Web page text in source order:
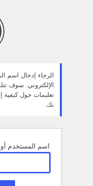
الرجاء إدخال اسم
الإلكتروني. سوف
تعليمات حول كيفية
بك.
اسم المستخدم أو